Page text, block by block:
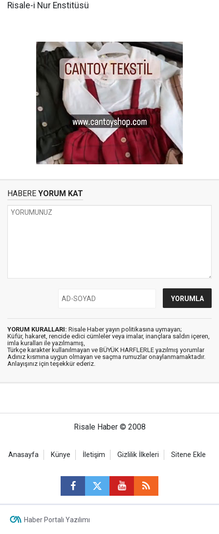
Risale-i Nur Enstitüsü
HABERE YORUM KAT
YORUM KURALLARI: Risale Haber yayın politikasına uymayan;
Küfür, hakaret, rencide edici cümleler veya imalar, inançlara saldırı içeren,
imla kuralları ile yazılmamış,
Türkçe karakter kullanılmayan ve BÜYÜK HARFLERLE yazılmış yorumlar
Adınız kısmına uygun olmayan ve saçma rumuzlar onaylanmamaktadır.
Anlayışınız için teşekkür ederiz.
Risale Haber © 2008
Anasayfa Künye İletişim Gizlilik İlkeleri Sitene Ekle
Haber Portalı Yazılımı